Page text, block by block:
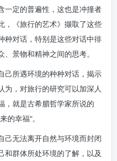
一定的普遍性，这也是冲撞者
，《旅行的艺术》撷取了这些
种对话，特别是这些对话中徘
景物和精神之间的思考。
己所遇环境的种种对话，揭示
为，对旅行的研究可以加深人
，就是古希腊哲学家所说的
的幸福”。
己无法离开自然与环境而封闭
和群体所处环境的了解，以及